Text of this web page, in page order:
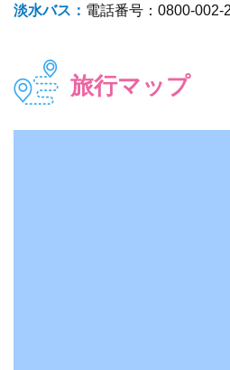
淡水バス： 電話番号：0800-002-
旅行マップ